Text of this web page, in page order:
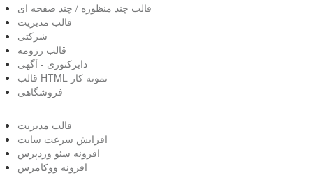
قالب چند منظوره / چند صفحه ای
قالب مدیریت
شرکتی
قالب رزومه
دایرکتوری - آگهی
قالب HTML نمونه کار
فروشگاهی
قالب مدیریت
افزایش سرعت سایت
افزونه سئو وردپرس
افزونه ووکامرس